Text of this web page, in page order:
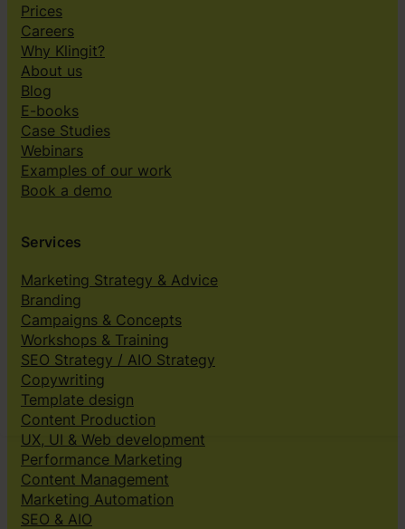
Prices
Careers
Why Klingit?
About us
Blog
E-books
Case Studies
Webinars
Examples of our work
Book a demo
Services
Marketing Strategy & Advice
Branding
Campaigns & Concepts
Workshops & Training
SEO Strategy / AIO Strategy
Copywriting
Template design
Content Production
UX, UI & Web development
Performance Marketing
Content Management
Marketing Automation
SEO & AIO